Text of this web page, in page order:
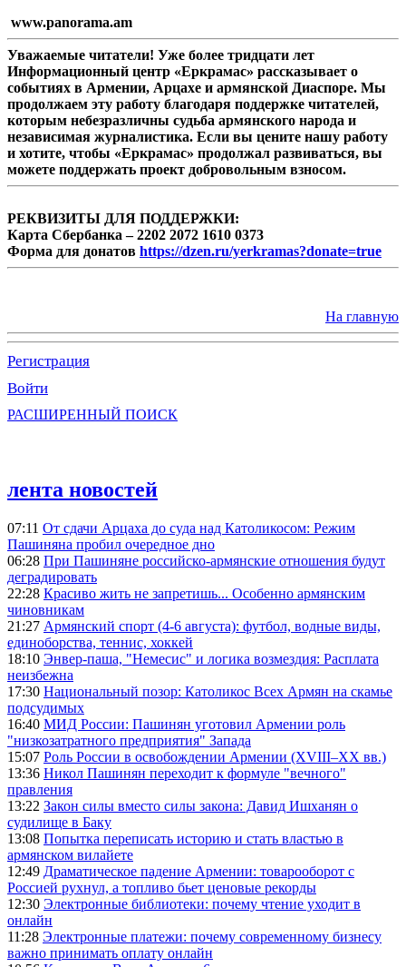
www.panorama.am
Уважаемые читатели! Уже более тридцати лет
Информационный центр «Еркрамас» рассказывает о
событиях в Армении, Арцахе и армянской Диаспоре. Мы
продолжаем эту работу благодаря поддержке читателей,
которым небезразличны судьба армянского народа и
независимая журналистика. Если вы цените нашу работу
и хотите, чтобы «Еркрамас» продолжал развиваться, вы
можете поддержать проект добровольным взносом.
РЕКВИЗИТЫ ДЛЯ ПОДДЕРЖКИ:
Карта Сбербанка – 2202 2072 1610 0373
Форма для донатов https://dzen.ru/yerkramas?donate=true
На главную
Регистрация
Войти
РАСШИРЕННЫЙ ПОИСК
лента новостей
07:11 От сдачи Арцаха до суда над Католикосом: Режим
Пашиняна пробил очередное дно
06:28 При Пашиняне российско-армянские отношения будут
деградировать
22:28 Красиво жить не запретишь... Особенно армянским
чиновникам
21:27 Армянский спорт (4-6 августа): футбол, водные виды,
единоборства, теннис, хоккей
18:10 Энвер-паша, "Немесис" и логика возмездия: Расплата
неизбежна
17:30 Национальный позор: Католикос Всех Армян на скамье
подсудимых
16:40 МИД России: Пашинян уготовил Армении роль
"низкозатратного предприятия" Запада
15:07 Роль России в освобождении Армении (XVIII–XX вв.)
13:36 Никол Пашинян переходит к формуле "вечного"
правления
13:22 Закон силы вместо силы закона: Давид Ишханян о
судилище в Баку
13:08 Попытка переписать историю и стать властью в
армянском вилайете
12:49 Драматическое падение Армении: товарооборот с
Россией рухнул, а топливо бьет ценовые рекорды
12:30 Электронные библиотеки: почему чтение уходит в
онлайн
11:28 Электронные платежи: почему современному бизнесу
важно принимать оплату онлайн